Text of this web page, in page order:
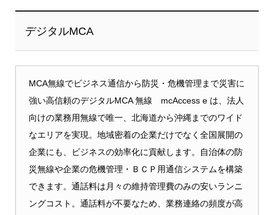
デジタルMCA
MCA無線でビジネス通信から防災・危機管理まで災害に
強い高信頼のデジタルMCA 無線 mcAccess e は、法人
向けの業務用無線で唯一、北海道から沖縄までのワイド
なエリアを実現。地域密着の企業だけでなく全国展開の
企業にも、ビジネスの効率化に貢献します。自治体の防
災無線や企業の危機管理・ＢＣＰ用通信システムを構築
できます。通話料は月々の維持管理費のみの安いランニ
ングコスト。通話料が不要なため、業務連絡の頻度が高